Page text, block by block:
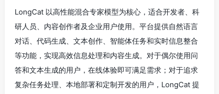
LongCat 以高性能混合专家模型为核心，适合开发者、科
研人员、内容创作者及企业用户使用。平台提供自然语言
对话、代码生成、文本创作、智能体任务和实时信息整合
等功能，实现高效信息处理和内容生成。对于偶尔使用问
答和文本生成的用户，在线体验即可满足需求；对于追求
复杂任务处理、本地部署和定制开发的用户，LongCat 提